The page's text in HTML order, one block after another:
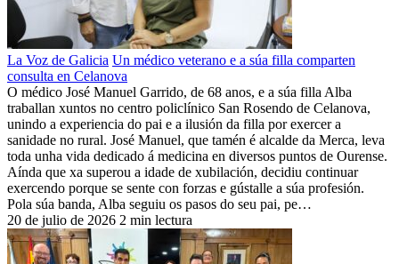
La Voz de Galicia Un médico veterano e a súa filla comparten
consulta en Celanova
O médico José Manuel Garrido, de 68 anos, e a súa filla Alba
traballan xuntos no centro policlínico San Rosendo de Celanova,
unindo a experiencia do pai e a ilusión da filla por exercer a
sanidade no rural. José Manuel, que tamén é alcalde da Merca, leva
toda unha vida dedicado á medicina en diversos puntos de Ourense.
Aínda que xa superou a idade de xubilación, decidiu continuar
exercendo porque se sente con forzas e gústalle a súa profesión.
Pola súa banda, Alba seguiu os pasos do seu pai, pe…
20 de julio de 2026 2 min lectura